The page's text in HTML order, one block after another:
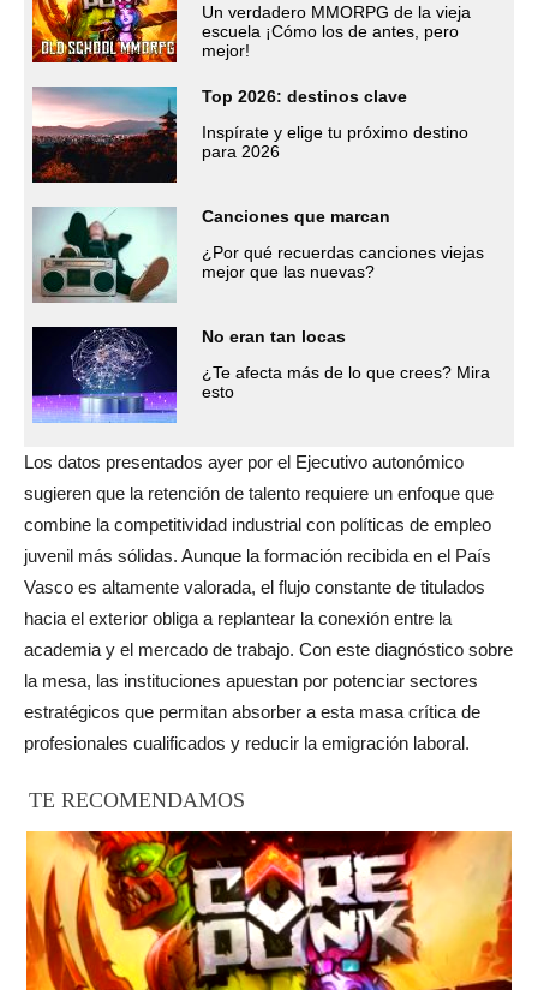
Un verdadero MMORPG de la vieja
escuela ¡Cómo los de antes, pero
mejor!
Top 2026: destinos clave
Inspírate y elige tu próximo destino
para 2026
Canciones que marcan
¿Por qué recuerdas canciones viejas
mejor que las nuevas?
No eran tan locas
¿Te afecta más de lo que crees? Mira
esto
Los datos presentados ayer por el Ejecutivo autonómico
sugieren que la retención de talento requiere un enfoque que
combine la competitividad industrial con políticas de empleo
juvenil más sólidas. Aunque la formación recibida en el País
Vasco es altamente valorada, el flujo constante de titulados
hacia el exterior obliga a replantear la conexión entre la
academia y el mercado de trabajo. Con este diagnóstico sobre
la mesa, las instituciones apuestan por potenciar sectores
estratégicos que permitan absorber a esta masa crítica de
profesionales cualificados y reducir la emigración laboral.
TE RECOMENDAMOS